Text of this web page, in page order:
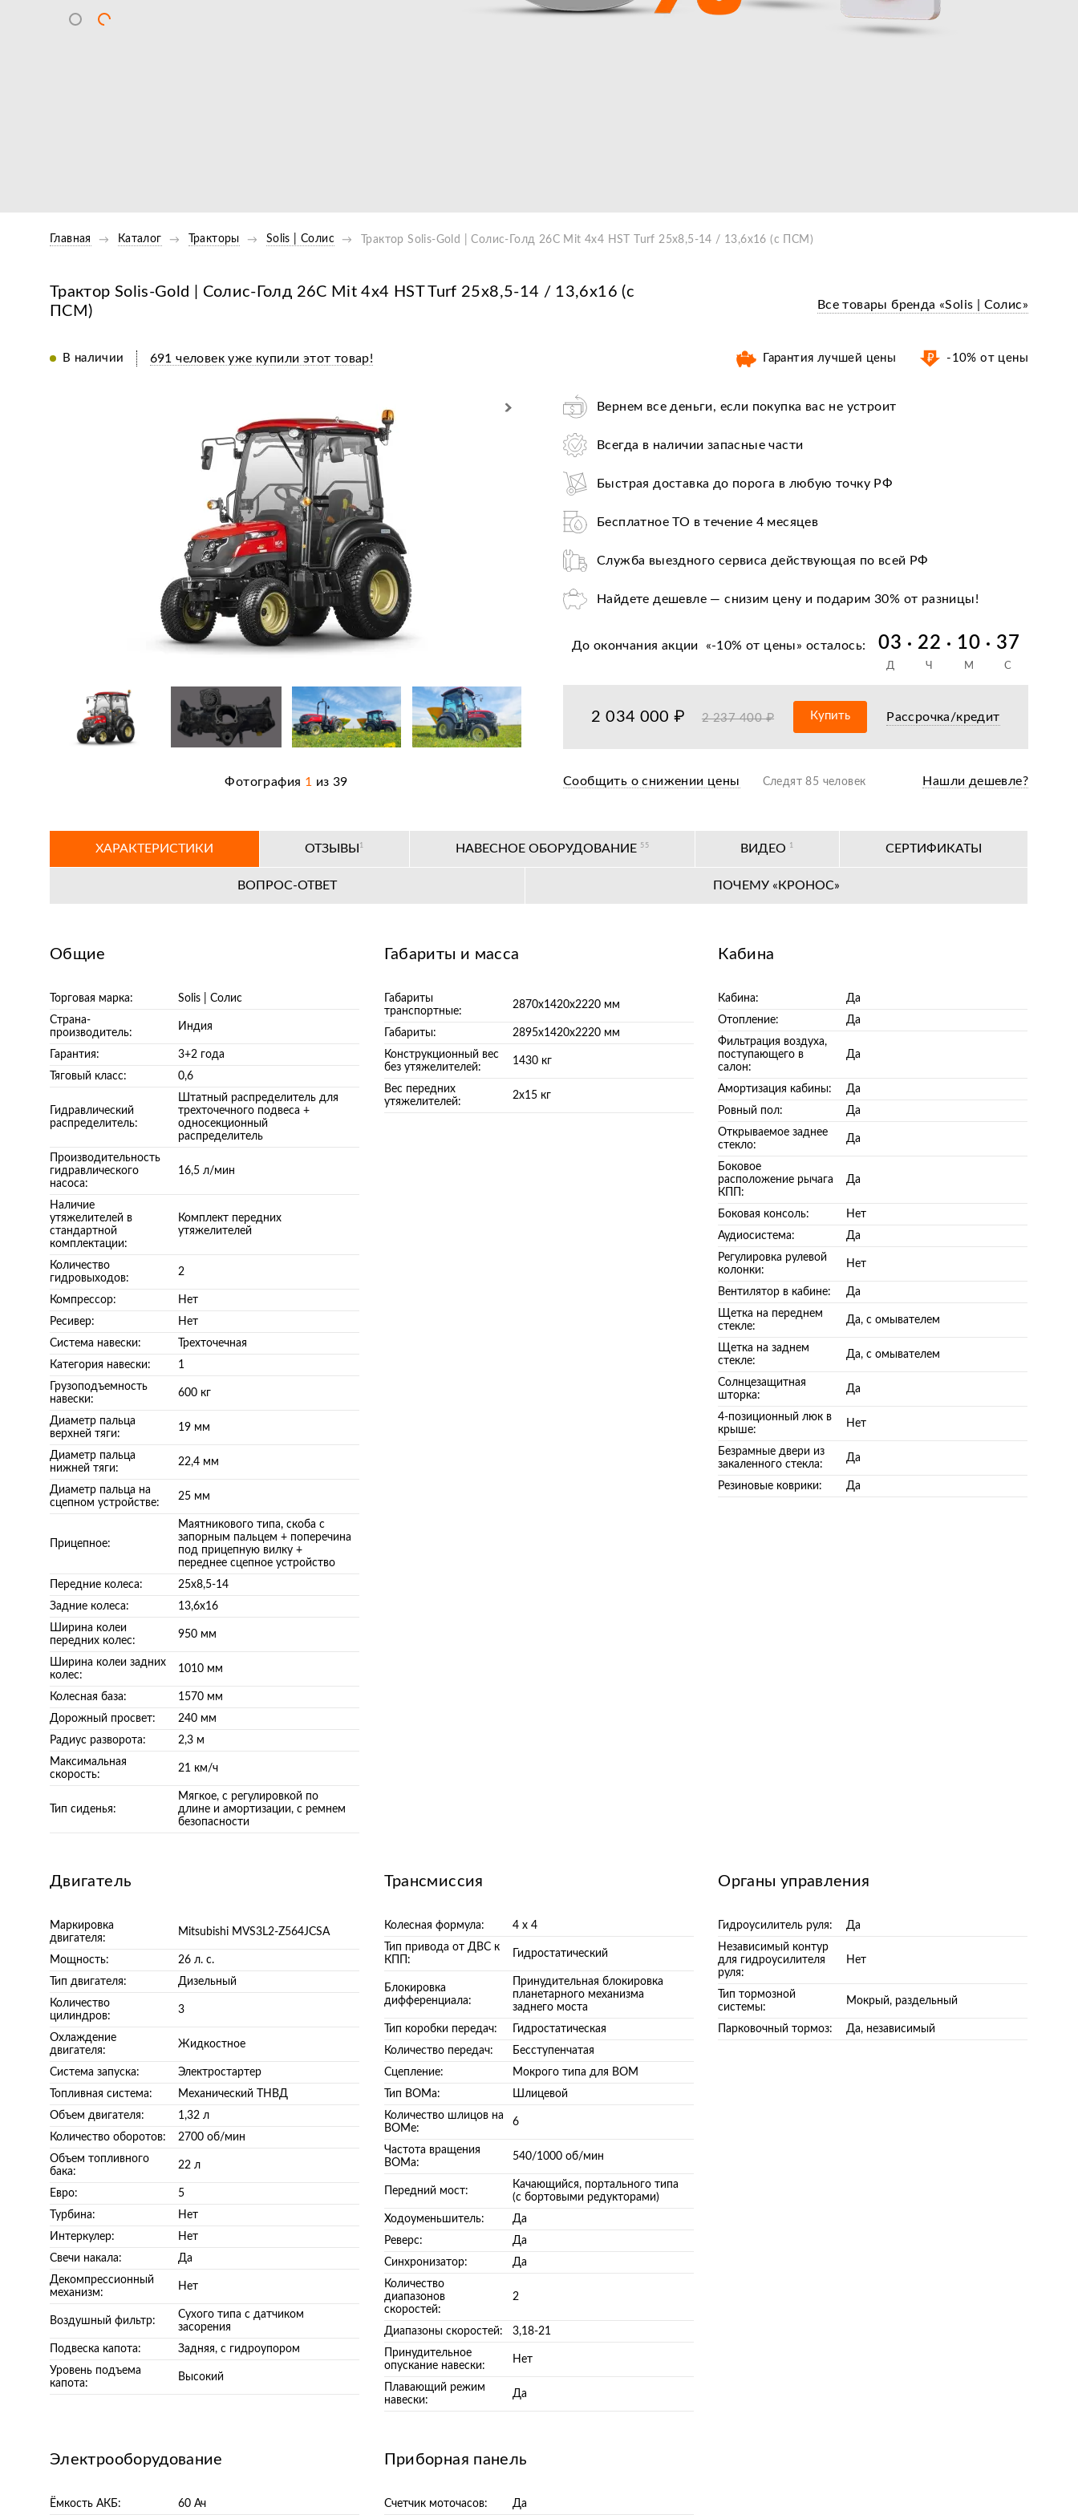
Главная Каталог Тракторы Solis | Cолис Трактор Solis-Gold | Солис-Голд 26С Mit 4x4 HST Turf 25х8,5-14 / 13,6х16 (c ПСМ)
Трактор Solis-Gold | Солис-Голд 26С Mit 4x4 HST Turf 25х8,5-14 / 13,6х16 (c
ПСМ)
Все товары бренда «Solis | Cолис»
В наличии 691 человек уже купили этот товар! Гарантия лучшей цены -10% от цены
Фотография 1 из 39
Вернем все деньги, если покупка вас не устроит
Всегда в наличии запасные части
Быстрая доставка до порога в любую точку РФ
Бесплатное ТО в течение 4 месяцев
Служба выездного сервиса действующая по всей РФ
Найдете дешевле — снизим цену и подарим 30% от разницы!
Льготное послегарантийное обслуживание
Цена от завода-производителя
До окончания акции «-10% от цены» осталось: 03 22 10 36
Д Ч М С
2 034 000 ₽ 2 237 400 ₽ Купить Рассрочка/кредит
Сообщить о снижении цены Следят 85 человек Нашли дешевле?
ХАРАКТЕРИСТИКИ ОТЗЫВЫ 1 НАВЕСНОЕ ОБОРУДОВАНИЕ 55 ВИДЕО 1 СЕРТИФИКАТЫ
ВОПРОС-ОТВЕТ ПОЧЕМУ «КРОНОС»
Общие
Торговая марка:
Solis | Cолис
Страна-
производитель:
Индия
Гарантия:
3+2 года
Тяговый класс:
0,6
Гидравлический
распределитель:
Штатный распределитель для
трехточечного подвеса +
односекционный
распределитель
Производительность
гидравлического
насоса:
16,5 л/мин
Наличие
утяжелителей в
стандартной
комплектации:
Комплект передних
утяжелителей
Количество
гидровыходов:
2
Компрессор:
Нет
Ресивер:
Нет
Система навески:
Трехточечная
Категория навески:
1
Грузоподъемность
навески:
600 кг
Диаметр пальца
верхней тяги:
19 мм
Диаметр пальца
нижней тяги:
22,4 мм
Диаметр пальца на
сцепном устройстве:
25 мм
Прицепное:
Маятникового типа, скоба с
запорным пальцем + поперечина
под прицепную вилку +
переднее сцепное устройство
Передние колеса:
25х8,5-14
Задние колеса:
13,6х16
Ширина колеи
передних колес:
950 мм
Ширина колеи задних
колес:
1010 мм
Колесная база:
1570 мм
Дорожный просвет:
240 мм
Радиус разворота:
2,3 м
Максимальная
скорость:
21 км/ч
Тип сиденья:
Мягкое, с регулировкой по
длине и амортизации, с ремнем
безопасности
Габариты и масса
Габариты
транспортные:
2870х1420х2220 мм
Габариты:
2895х1420х2220 мм
Конструкционный вес
без утяжелителей:
1430 кг
Вес передних
утяжелителей:
2х15 кг
Кабина
Кабина:
Да
Отопление:
Да
Фильтрация воздуха,
поступающего в
салон:
Да
Амортизация кабины:
Да
Ровный пол:
Да
Открываемое заднее
стекло:
Да
Боковое
расположение рычага
КПП:
Да
Боковая консоль:
Нет
Аудиосистема:
Да
Регулировка рулевой
колонки:
Нет
Вентилятор в кабине:
Да
Щетка на переднем
стекле:
Да, с омывателем
Щетка на заднем
стекле:
Да, с омывателем
Солнцезащитная
шторка:
Да
4-позиционный люк в
крыше:
Нет
Безрамные двери из
закаленного стекла:
Да
Резиновые коврики: Да
Двигатель
Маркировка
двигателя:
Mitsubishi MVS3L2-Z564JCSA
Мощность:
26 л. с.
Тип двигателя:
Дизельный
Количество
цилиндров:
3
Охлаждение
двигателя:
Жидкостное
Система запуска:
Электростартер
Топливная система:
Механический ТНВД
Объем двигателя:
1,32 л
Количество оборотов:
2700 об/мин
Объем топливного
бака:
22 л
Евро:
5
Турбина:
Нет
Интеркулер:
Нет
Свечи накала:
Да
Декомпрессионный
механизм:
Нет
Воздушный фильтр:
Сухого типа с датчиком
засорения
Подвеска капота:
Задняя, с гидроупором
Уровень подъема
капота:
Высокий
Трансмиссия
Колесная формула:
4 х 4
Тип привода от ДВС к
КПП:
Гидростатический
Блокировка
дифференциала:
Принудительная блокировка
планетарного механизма
заднего моста
Тип коробки передач:
Гидростатическая
Количество передач:
Бесступенчатая
Сцепление:
Мокрого типа для ВОМ
Тип ВОМа:
Шлицевой
Количество шлицов на
ВОМе:
6
Частота вращения
ВОМа:
540/1000 об/мин
Передний мост:
Качающийся, портального типа
(с бортовыми редукторами)
Ходоуменьшитель:
Да
Реверс:
Да
Синхронизатор:
Да
Количество
диапазонов
скоростей:
2
Диапазоны скоростей:
3,18-21
Принудительное
опускание навески:
Нет
Плавающий режим
навески:
Да
Органы управления
Гидроусилитель руля:
Да
Независимый контур
для гидроусилителя
руля:
Нет
Тип тормозной
системы:
Мокрый, раздельный
Парковочный тормоз: Да, независимый
Электрооборудование
Ёмкость АКБ: 60 Ач
Приборная панель
Счетчик моточасов: Да